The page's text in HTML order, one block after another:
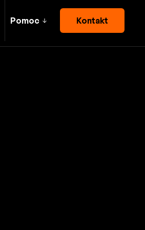
Pomoc Kontakt